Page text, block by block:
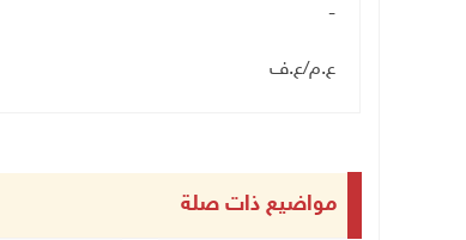
-
ع.م/ع.ف
مواضيع ذات صلة